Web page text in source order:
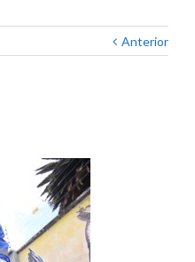
Anterior